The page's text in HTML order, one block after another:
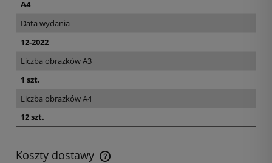
A4
Data wydania
12-2022
Liczba obrazków A3
1 szt.
Liczba obrazków A4
12 szt.
Koszty dostawy